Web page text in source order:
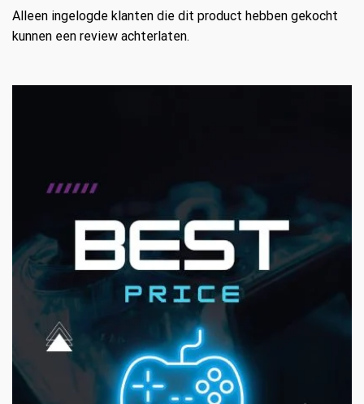
Alleen ingelogde klanten die dit product hebben gekocht
kunnen een review achterlaten.